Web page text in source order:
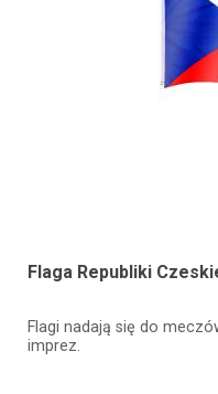
Flaga Republiki
Flagi nadają się do
imprez.